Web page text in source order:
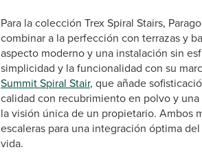
Para la colección Trex Spiral Stairs,
combinar a la perfección con terrazas y
aspecto moderno y una instalación sin
simplicidad y la funcionalidad con su
Summit Spiral Stair, que añade
calidad con recubrimiento en polvo y
la visión única de un propietario. Ambos
escaleras para una integración óptima
vida.